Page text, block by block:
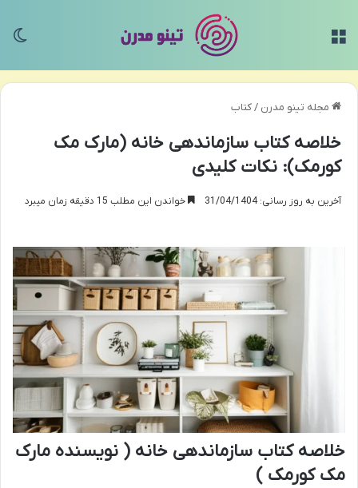
مجله تینو مدرن /کتاب
خلاصه کتاب سازماندهی خانه (مارک مک
کورمک): نکات کلیدی
آخرین به روز رسانی: 31/04/1404 خواندن این مطلب 15 دقیقه زمان میبرد
خلاصه کتاب سازماندهی خانه ( نویسنده مارک
مک کورمک )